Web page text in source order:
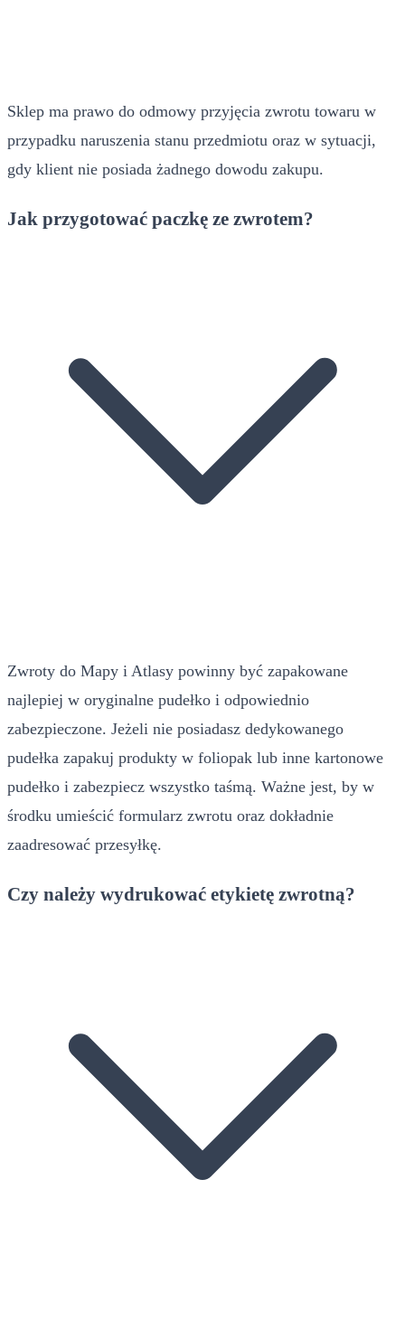
Sklep ma prawo do odmowy przyjęcia zwrotu towaru w
przypadku naruszenia stanu przedmiotu oraz w sytuacji,
gdy klient nie posiada żadnego dowodu zakupu.
Jak przygotować paczkę ze zwrotem?
Zwroty do Mapy i Atlasy powinny być zapakowane
najlepiej w oryginalne pudełko i odpowiednio
zabezpieczone. Jeżeli nie posiadasz dedykowanego
pudełka zapakuj produkty w foliopak lub inne kartonowe
pudełko i zabezpiecz wszystko taśmą. Ważne jest, by w
środku umieścić formularz zwrotu oraz dokładnie
zaadresować przesyłkę.
Czy należy wydrukować etykietę zwrotną?